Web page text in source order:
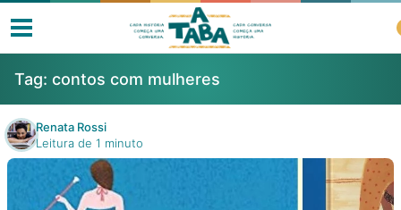
Livros
Resenhas
Tag: contos com mulheres
Renata Rossi
Leitura de 1 minuto